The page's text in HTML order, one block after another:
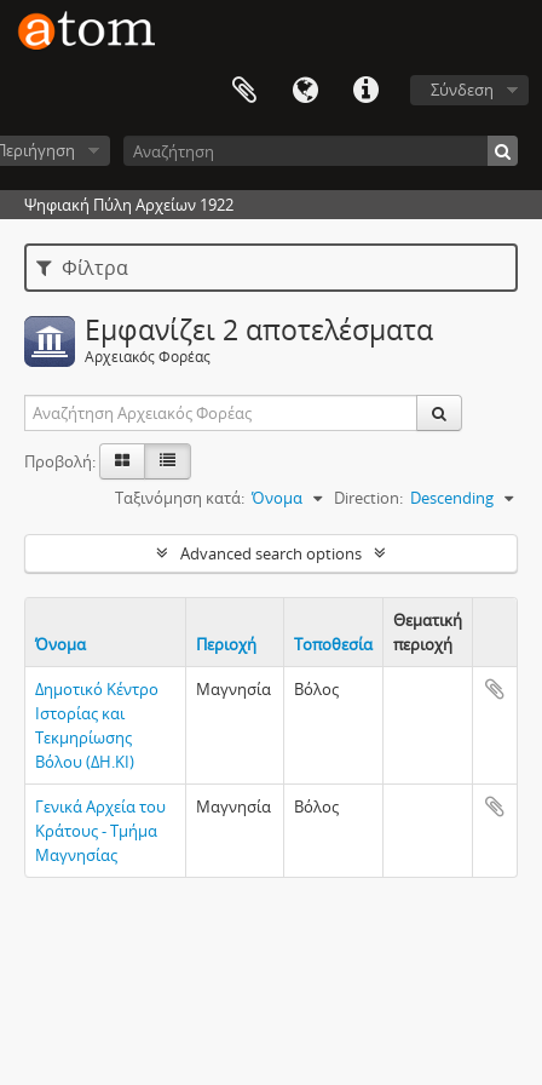
Σύνδεση
Ψηφιακή Πύλη Αρχείων 1922
Φίλτρα
Εμφανίζει 2 αποτελέσματα
Αρχειακός Φορέας
Προβολή:
Ταξινόμηση κατά: Όνομα Direction: Descending
Advanced search options
Όνομα Περιοχή Τοποθεσία
Θεματική
περιοχή
Δημοτικό Κέντρο
Ιστορίας και
Τεκμηρίωσης
Βόλου (ΔΗ.ΚΙ)
Μαγνησία Βόλος
Γενικά Αρχεία του
Κράτους - Τμήμα
Μαγνησίας
Μαγνησία Βόλος